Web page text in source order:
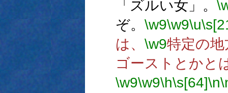
「ズルい女」。
ぞ。 \w9\w9\u
は、 \w9特定の
ゴーストとかと
\w9\w9\h\s[64]\n